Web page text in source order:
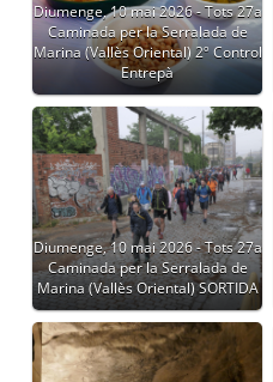
Diumenge, 10 mai 2026 - Tots 27a
Caminada per la Serralada de
Marina (Vallès Oriental) 2º Control
Entrepà
Diumenge, 10 mai 2026 - Tots 27a
Caminada per la Serralada de
Marina (Vallès Oriental) SORTIDA